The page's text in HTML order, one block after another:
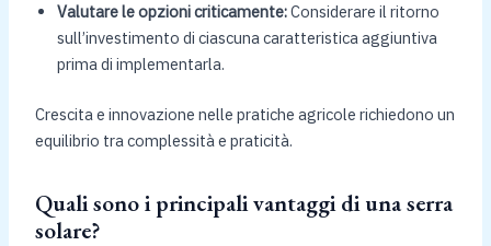
Valutare le opzioni criticamente:Considerare il ritorno
sull’investimento di ciascuna caratteristica aggiuntiva
prima di implementarla.
Crescita e innovazione nelle pratiche agricole richiedono un
equilibrio tra complessità e praticità.
Quali sono i principali vantaggi di una serra
solare?